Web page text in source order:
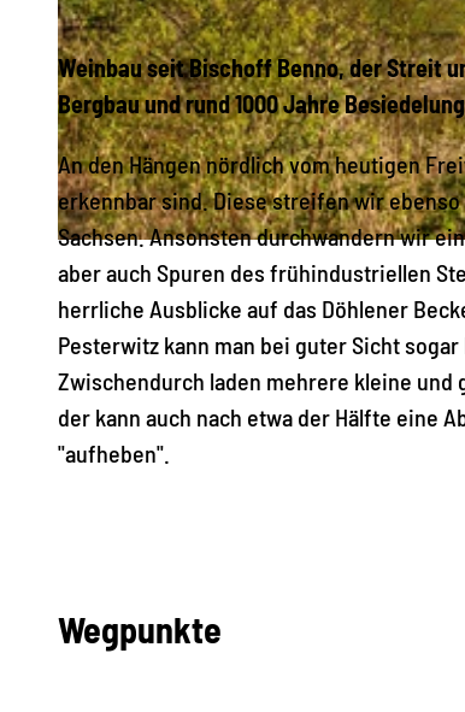
© Tilo Harder, Stadt Freital |
Weinbau seit Bischoff Benno, der Streit
Bergbau und rund 1000 Jahre
An den Hängen nördlich vom heutigen
erkennbar sind. Diese streifen wir
Sachsen. Ansonsten durchwandern wir
aber auch Spuren des frühindustriellen
herrliche Ausblicke auf das Döhlener
Pesterwitz kann man bei guter Sicht
Zwischendurch laden mehrere kleine und
der kann auch nach etwa der Hälfte eine
"aufheben".
Wegpunkte